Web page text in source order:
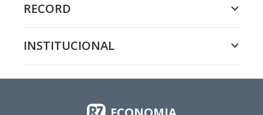
RECORD
INSTITUCIONAL